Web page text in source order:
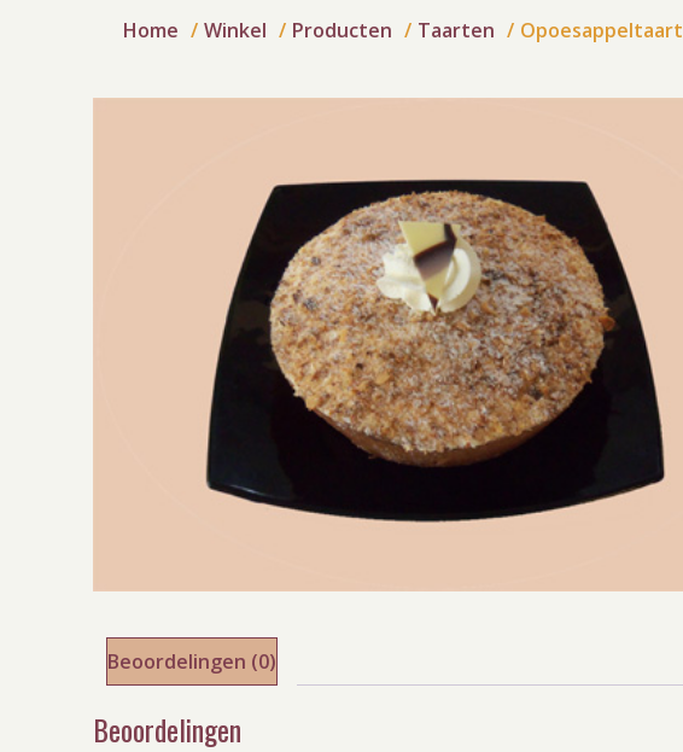
Home Winkel Producten Taarten Opoesappeltaart
Beoordelingen (0)
Beoordelingen